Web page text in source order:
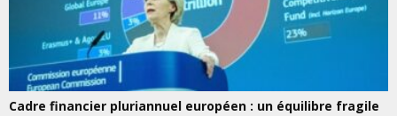
Cadre financier pluriannuel européen : un équilibre fragile